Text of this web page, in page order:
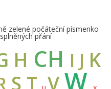
zelené počáteční písmenko
přání
H CH I J K
S T VW